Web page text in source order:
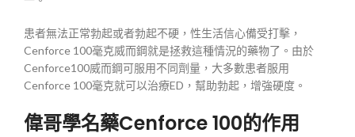
患者無法正常勃起或者勃起不硬，性生活信心備受打擊，
Cenforce 100毫克威而鋼就是拯救這種情況的藥物了。由於
Cenforce100威而鋼可服用不同劑量，大多數患者服用
Cenforce 100毫克就可以治療ED，幫助勃起，增強硬度。
偉哥學名藥Cenforce 100的作用